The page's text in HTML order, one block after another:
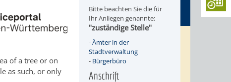
of a tree or on
as such, or only
Bitte beachten Sie die für
Ihr Anliegen genannte:
"zuständige Stelle"
-Ämter in der
Stadtverwaltung
- Bürgerbüro
Anschrift